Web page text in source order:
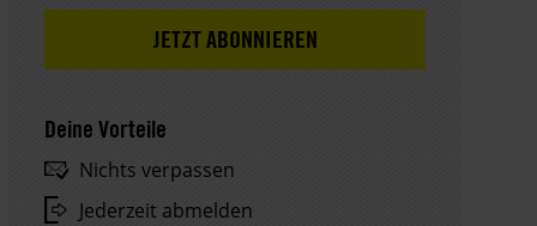
Deine Vorteile
Nichts verpassen
Jederzeit abmelden